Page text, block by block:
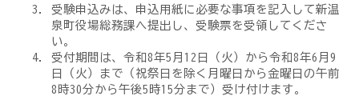
受験申込みは、申込用紙に必要な事項を記入して新温
泉町役場総務課へ提出し、受験票を受領してくださ
い。
受付期間は、令和8年5月12日（火）から令和8年6月9
日（火）まで（祝祭日を除く月曜日から金曜日の午前
8時30分から午後5時15分まで）受け付けます。